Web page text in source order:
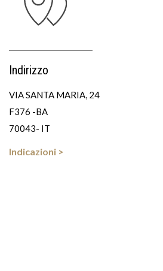
Indirizzo
VIA SANTA MARIA, 24
F376 -BA
70043- IT
Indicazioni >